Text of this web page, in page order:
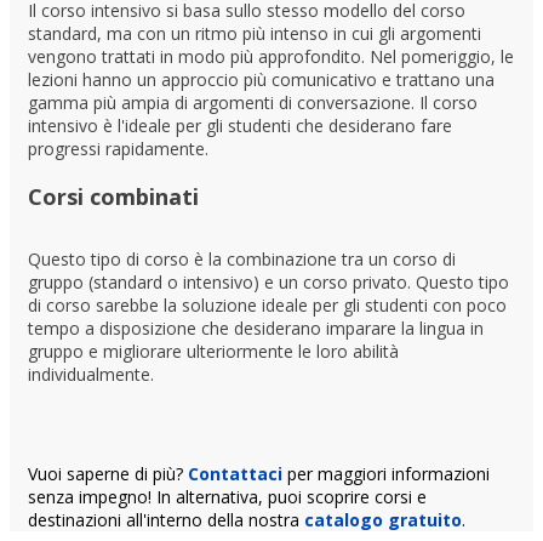
Il corso intensivo si basa sullo stesso modello del corso
standard, ma con un ritmo più intenso in cui gli argomenti
vengono trattati in modo più approfondito. Nel pomeriggio, le
lezioni hanno un approccio più comunicativo e trattano una
gamma più ampia di argomenti di conversazione. Il corso
intensivo è l'ideale per gli studenti che desiderano fare
progressi rapidamente.
Corsi combinati
Questo tipo di corso è la combinazione tra un corso di
gruppo (standard o intensivo) e un corso privato. Questo tipo
di corso sarebbe la soluzione ideale per gli studenti con poco
tempo a disposizione che desiderano imparare la lingua in
gruppo e migliorare ulteriormente le loro abilità
individualmente.
Vuoi saperne di più? Contattaci per maggiori informazioni
senza impegno! In alternativa, puoi scoprire corsi e
destinazioni all'interno della nostra catalogo gratuito.